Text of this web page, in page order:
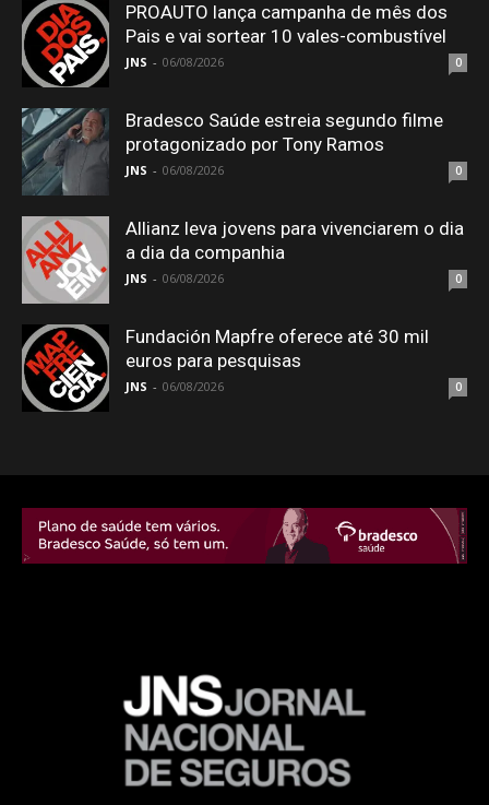
PROAUTO lança campanha de mês dos
Pais e vai sortear 10 vales-combustível
JNS - 06/08/2026 0
Bradesco Saúde estreia segundo filme
protagonizado por Tony Ramos
JNS - 06/08/2026 0
Allianz leva jovens para vivenciarem o dia
a dia da companhia
JNS - 06/08/2026 0
Fundación Mapfre oferece até 30 mil
euros para pesquisas
JNS - 06/08/2026 0